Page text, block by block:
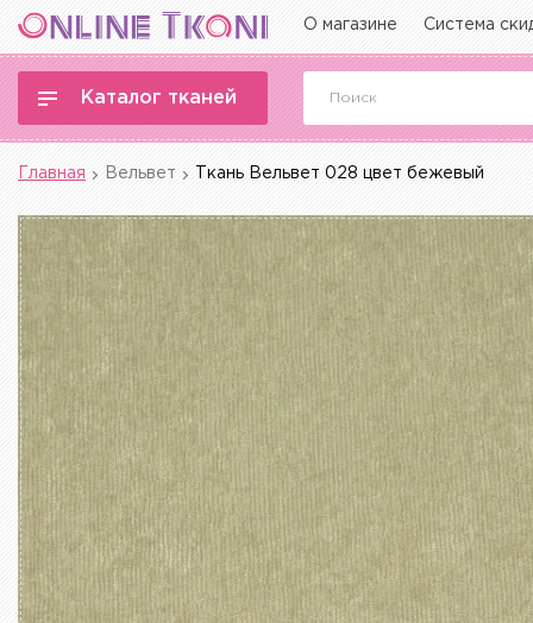
О магазине Система
Каталог тканей
Главная Вельвет Ткань Вельвет 028 цвет бежевый